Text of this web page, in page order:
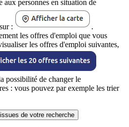
aux personnes en situation de
:
.
les offres d'emploi que vous
les offres d'emploi suivantes,
possibilité de changer le
: vous pouvez par exemple les trier
de votre recherche